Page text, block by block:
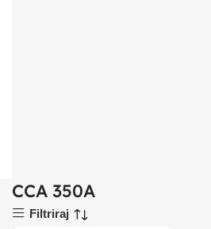
CCA 350A
Filtriraj